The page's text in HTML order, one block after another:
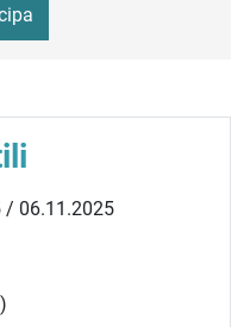
/ 06.11.2025